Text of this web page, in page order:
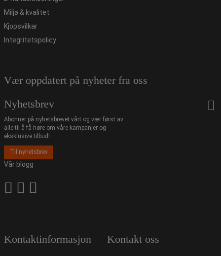
Miljø & kvalitet
Kjopsvilkar
Integritetspolicy
Vær oppdatert på nyheter fra oss
Nyhetsbrev
Abonner på nyhetsbrevet vårt og vær først av
alle til å få høre om våre kampanjer og
eksklusive tilbud!
Til nyhetsbrev
Vår blogg
Kontaktinformasjon
Kontakt oss